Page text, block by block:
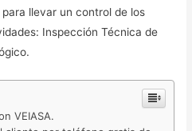
llevar un control de los
Inspección Técnica de
VEIASA.